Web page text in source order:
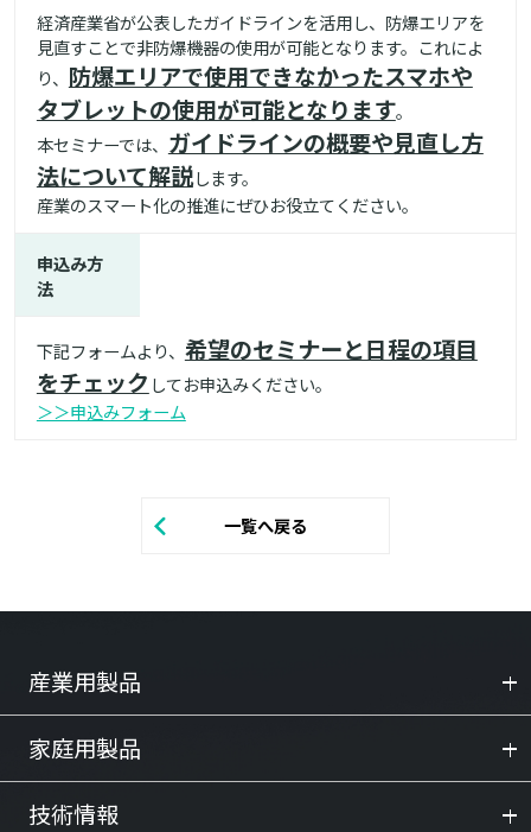
経済産業省が公表したガイドラインを活用し、防爆エリアを
見直すことで非防爆機器の使用が可能となります。これによ
り、 防爆エリアで使用できなかったスマホや
タブレットの使用が可能となります。
本セミナーでは、 ガイドラインの概要や見直し方
法について解説します。
産業のスマート化の推進にぜひお役立てください。
申込み方
法
下記フォームより、 希望のセミナーと日程の項目
をチェック してお申込みください。
＞＞申込みフォーム
一覧へ戻る
産業用製品
家庭用製品
技術情報